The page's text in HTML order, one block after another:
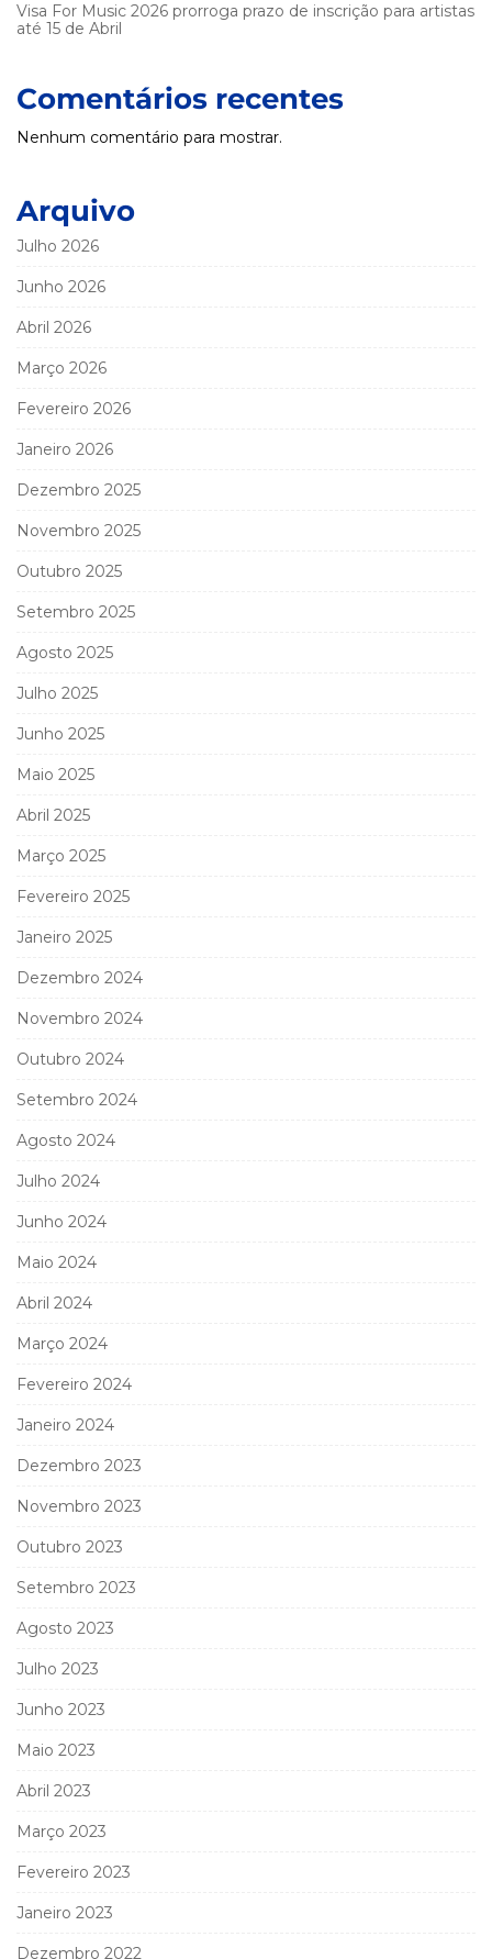
Visa For Music 2026 prorroga prazo de inscrição para artistas
até 15 de Abril
Comentários recentes
Nenhum comentário para mostrar.
Arquivo
Julho 2026
Junho 2026
Abril 2026
Março 2026
Fevereiro 2026
Janeiro 2026
Dezembro 2025
Novembro 2025
Outubro 2025
Setembro 2025
Agosto 2025
Julho 2025
Junho 2025
Maio 2025
Abril 2025
Março 2025
Fevereiro 2025
Janeiro 2025
Dezembro 2024
Novembro 2024
Outubro 2024
Setembro 2024
Agosto 2024
Julho 2024
Junho 2024
Maio 2024
Abril 2024
Março 2024
Fevereiro 2024
Janeiro 2024
Dezembro 2023
Novembro 2023
Outubro 2023
Setembro 2023
Agosto 2023
Julho 2023
Junho 2023
Maio 2023
Abril 2023
Março 2023
Fevereiro 2023
Janeiro 2023
Dezembro 2022